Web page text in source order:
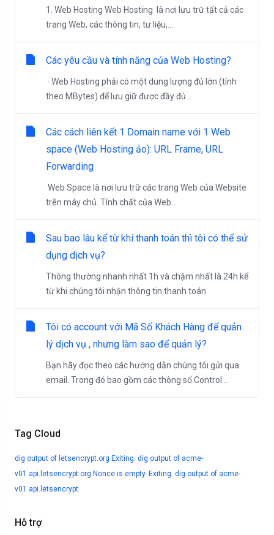
Tag Cloud
dig output of letsencrypt.org Exiting. dig output of acme-
v01.api.letsencrypt.org Nonce is empty. Exiting. dig output of acme-
v01.api.letsencrypt.
Hỗ trợ
1. Web Hosting Web Hosting là nơi lưu trữ tất cả các
trang Web, các thông tin, tư liệu,...
Các yêu cầu và tính năng của Web Hosting?
· Web Hosting phải có một dung lượng đủ lớn (tính
theo MBytes) để lưu giữ được đầy đủ...
Các cách liên kết 1 Domain name với 1 Web
space (Web Hosting ảo): URL Frame, URL
Forwarding
Web Space là nơi lưu trữ các trang Web của Website
trên máy chủ. Tính chất của Web...
Sau bao lâu kể từ khi thanh toán thì tôi có thể sử
dụng dịch vụ?
Thông thường nhanh nhất 1h và chậm nhất là 24h kể
từ khi chúng tôi nhận thông tin thanh toán
Tôi có account với Mã Số Khách Hàng để quản
lý dịch vụ , nhưng làm sao để quản lý?
Bạn hãy đọc theo các hướng dẫn chúng tôi gửi qua
email. Trong đó bao gồm các thông số Control...